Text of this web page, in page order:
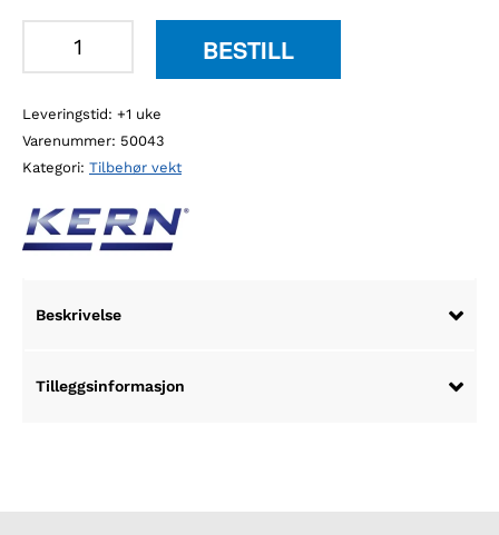
godkjenning
for
kjøp
og
salg
BESTILL
Leveringstid: +1 uke
Varenummer: 50043
Kategori: Tilbehør vekt
Beskrivelse
Tilleggsinformasjon